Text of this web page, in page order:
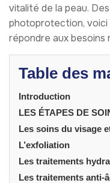
vitalité de la peau.
photoprotection, voici
répondre aux besoins
Table des
Introduction
LES ÉTAPES DE
Les soins du visage
L’exfoliation
Les traitements
Les traitements anti-